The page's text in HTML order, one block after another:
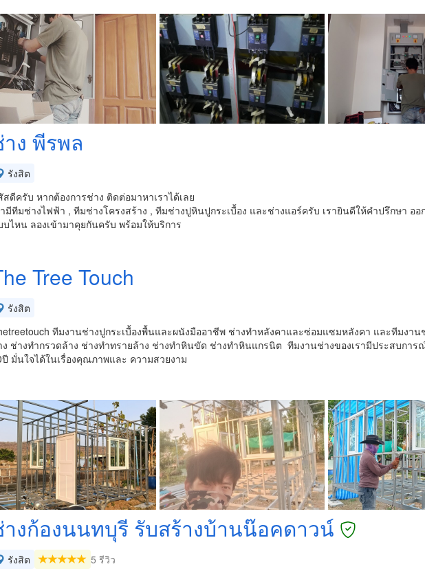
ง พีรพล
รังสิต
สดีครับ หากต้องการช่าง ติดต่อมาหาเราได้เลย
ามีทีมช่างไฟฟ้า , ทีมช่างโครงสร้าง , ทีมช่างปูหินปูกระเบื้อง และช่างแอร์ครับ เรายินดีให้คำปรึกษา อ
บไหน ลองเข้ามาคุยกันครับ พร้อมให้บริการ
Tree Touch
รังสิต
ทีมงานช่างปูกระเบื้องพื้นและผนังมืออาชีพ ช่างทำหลังคาและซ่อมแซมหลังคา และทีมงา
ง ช่างทำกรวดล้าง ช่างทำทรายล้าง ช่างทำหินขัด ช่างทำหินแกรนิต ทีมงานช่างของเรามีประสบการ
ปี มั่นใจได้ในเรื่องคุณภาพและ ความสวยงาม
งก้องนนทบุรี รับสร้างบ้านน๊อค​ดาวน์
รังสิต 5 รีวิว